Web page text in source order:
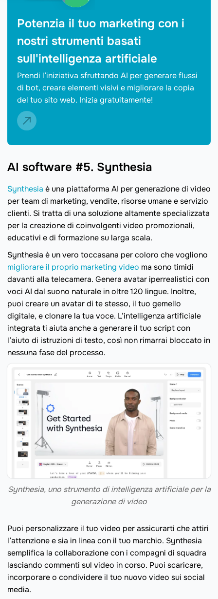
Potenzia il tuo marketing con i
nostri strumenti basati
sull'intelligenza artificiale
Prendi l’iniziativa sfruttando AI per generare flussi
di bot, creare elementi visivi e migliorare la copia
del tuo sito web. Inizia gratuitamente!
AI software #5. Synthesia
Synthesia è una piattaforma AI per generazione di video
per team di marketing, vendite, risorse umane e servizio
clienti. Si tratta di una soluzione altamente specializzata
per la creazione di coinvolgenti video promozionali,
educativi e di formazione su larga scala.
Synthesia è un vero toccasana per coloro che vogliono
migliorare il proprio marketing video ma sono timidi
davanti alla telecamera. Genera avatar iperrealistici con
voci AI dal suono naturale in oltre 120 lingue. Inoltre,
puoi creare un avatar di te stesso, il tuo gemello
digitale, e clonare la tua voce. L’intelligenza artificiale
integrata ti aiuta anche a generare il tuo script con
l’aiuto di istruzioni di testo, così non rimarrai bloccato in
nessuna fase del processo.
Synthesia, uno strumento di intelligenza artificiale per la
generazione di video
Puoi personalizzare il tuo video per assicurarti che attiri
l’attenzione e sia in linea con il tuo marchio. Synthesia
semplifica la collaborazione con i compagni di squadra
lasciando commenti sul video in corso. Puoi scaricare,
incorporare o condividere il tuo nuovo video sui social
media.